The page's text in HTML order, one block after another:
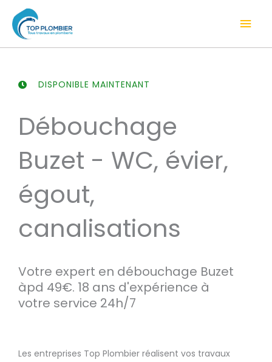
contenu
DISPONIBLE MAINTENANT
Débouchage
Buzet - WC, évier,
égout,
canalisations
Votre expert en débouchage Buzet
àpd 49€. 18 ans d'expérience à
votre service 24h/7
Les entreprises Top Plombier réalisent vos travaux